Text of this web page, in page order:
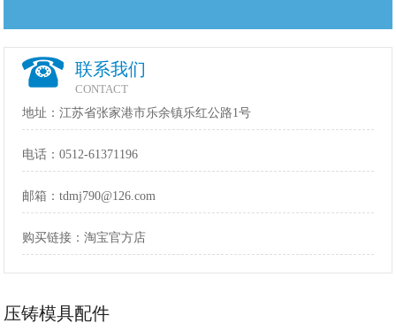
联系我们
CONTACT
地址：江苏省张家港市乐余镇乐红公路1号
电话：0512-61371196
邮箱：tdmj790@126.com
购买链接：淘宝官方店
压铸模具配件